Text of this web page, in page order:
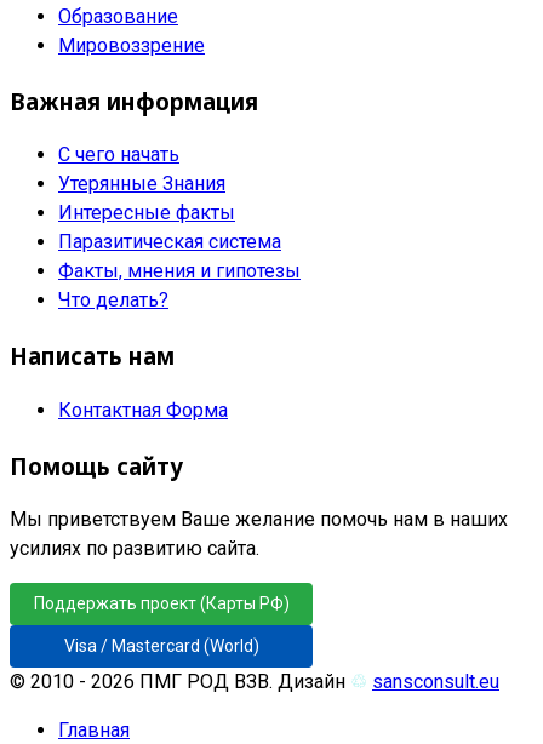
Образование
Мировоззрение
Важная информация
С чего начать
Утерянные Знания
Интересные факты
Паразитическая система
Факты, мнения и гипотезы
Что делать?
Написать нам
Контактная Форма
Помощь сайту
Мы приветствуем Ваше желание помочь нам в наших
усилиях по развитию сайта.
Поддержать проект (Карты РФ)
Visa / Mastercard (World)
© 2010 - 2026 ПМГ РОД ВЗВ. Дизайн ♲ sansconsult.eu
Главная